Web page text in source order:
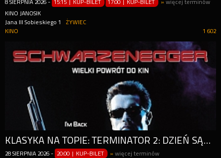
8 SIERPNIA 2026 - 15:15 | KUP-BILET 17:00 | KUP-BILET »więcej terminów
KINO JANOSIK
Jana III Sobieskiego 1
ŻYWIEC
1 602
KINO
KLASYKA NA TOPIE: TERMINATOR 2: DZIEŃ SĄDU 35\. ROCZNICA (4K)
28 SIERPNIA 2026 - 20:00 | KUP-BILET »więcej terminów